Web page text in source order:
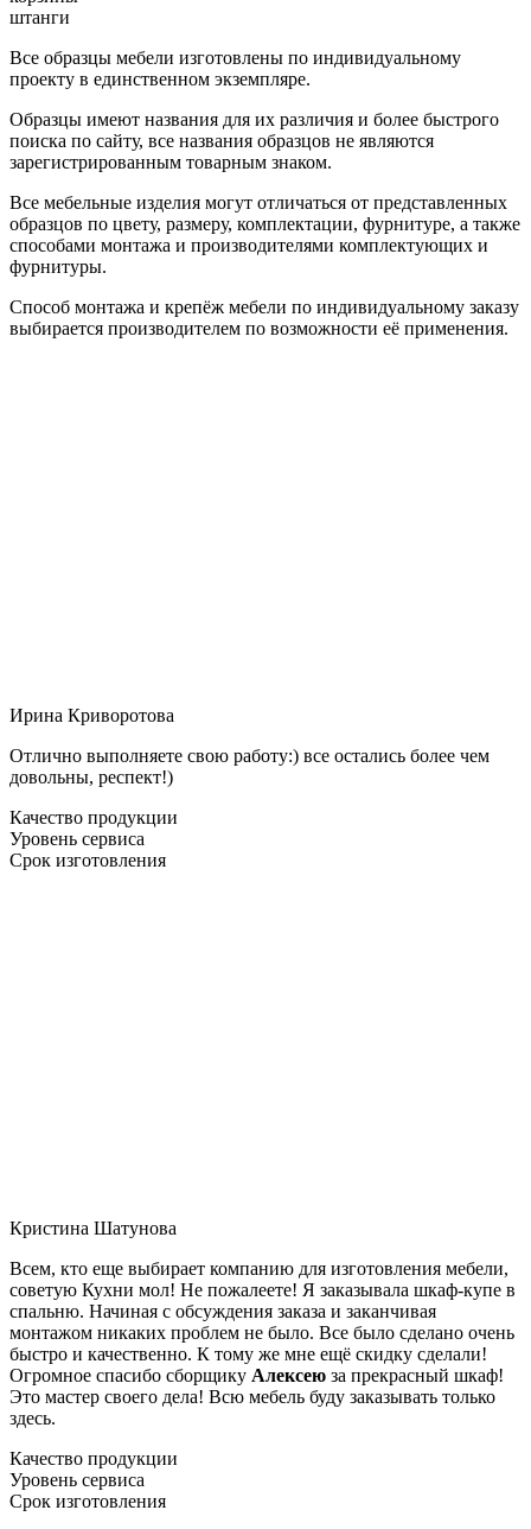
штанги
Все образцы мебели изготовлены по индивидуальному
проекту в единственном экземпляре.
Образцы имеют названия для их различия и более быстрого
поиска по сайту, все названия образцов не являются
зарегистрированным товарным знаком.
Все мебельные изделия могут отличаться от представленных
образцов по цвету, размеру, комплектации, фурнитуре, а также
способами монтажа и производителями комплектующих и
фурнитуры.
Способ монтажа и крепёж мебели по индивидуальному заказу
выбирается производителем по возможности её применения.
Ирина Криворотова
Отлично выполняете свою работу:) все остались более чем
довольны, респект!)
Качество продукции
Уровень сервиса
Срок изготовления
Кристина Шатунова
Всем, кто еще выбирает компанию для изготовления мебели,
советую Кухни мол! Не пожалеете! Я заказывала шкаф-купе в
спальню. Начиная с обсуждения заказа и заканчивая
монтажом никаких проблем не было. Все было сделано очень
быстро и качественно. К тому же мне ещё скидку сделали!
Огромное спасибо сборщику Алексею за прекрасный шкаф!
Это мастер своего дела! Всю мебель буду заказывать только
здесь.
Качество продукции
Уровень сервиса
Срок изготовления